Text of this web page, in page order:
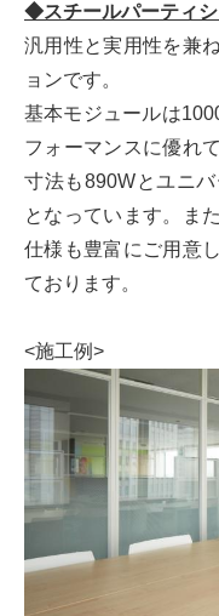
◆スチールパーティ
汎用性と実用性を兼
ョンです。
基本モジュールは
フォーマンスに優れ
寸法も890Wとユニ
となっています。ま
仕様も豊富にご用意
ております。
<施工例>